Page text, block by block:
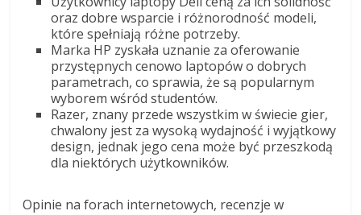
oraz dobre wsparcie i różnorodność modeli,
które spełniają różne potrzeby.
Marka HP zyskała uznanie za oferowanie
przystępnych cenowo laptopów o dobrych
parametrach, co sprawia, że są popularnym
wyborem wśród studentów.
Razer, znany przede wszystkim w świecie gier,
chwalony jest za wysoką wydajność i wyjątkowy
design, jednak jego cena może być przeszkodą
dla niektórych użytkowników.
Opinie na forach internetowych, recenzje w